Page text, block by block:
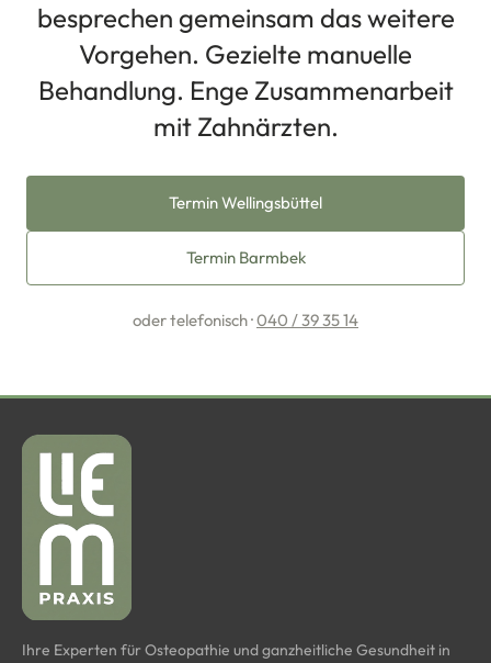
besprechen gemeinsam das weitere
Vorgehen. Gezielte manuelle
Behandlung. Enge Zusammenarbeit
mit Zahnärzten.
Termin Wellingsbüttel
Termin Barmbek
oder telefonisch ·040 / 39 35 14
Ihre Experten für Osteopathie und ganzheitliche Gesundheit in